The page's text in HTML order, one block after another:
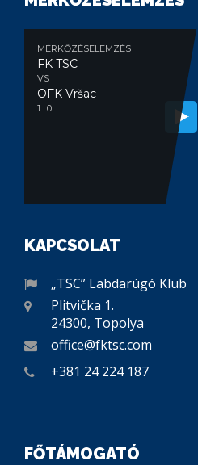
MÉRKŐZÉSELEMZÉS
FK TSC
VS
OFK Vršac
1 : 0
KAPCSOLAT
„TSC” Labdarúgó Klub
Plitvička 1.
24300, Topolya
office@fktsc.com
+381 24 224 187
FŐTÁMOGATÓ